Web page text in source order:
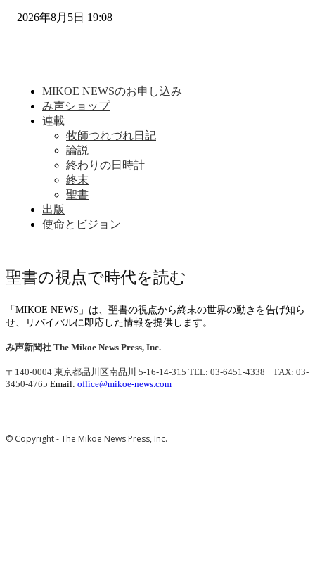
2026年8月5日 19:08
MIKOE NEWSのお申し込み
み声ショップ
連載
牧師つれづれ日記
論説
終わりの日時計
終末
聖書
出版
使命とビジョン
聖書の視点で時代を読む
「MIKOE NEWS」は、聖書の視点から終末の世界の動きを告げ知ら
せ、リバイバルに即応した情報を提供します。
み声新聞社 The Mikoe News Press, Inc.
〒140-0004 東京都品川区南品川 5-16-14-315 TEL: 03-6451-4338 FAX: 03-
3450-4765 Email: office@mikoe-news.com
© Copyright - The Mikoe News Press, Inc.